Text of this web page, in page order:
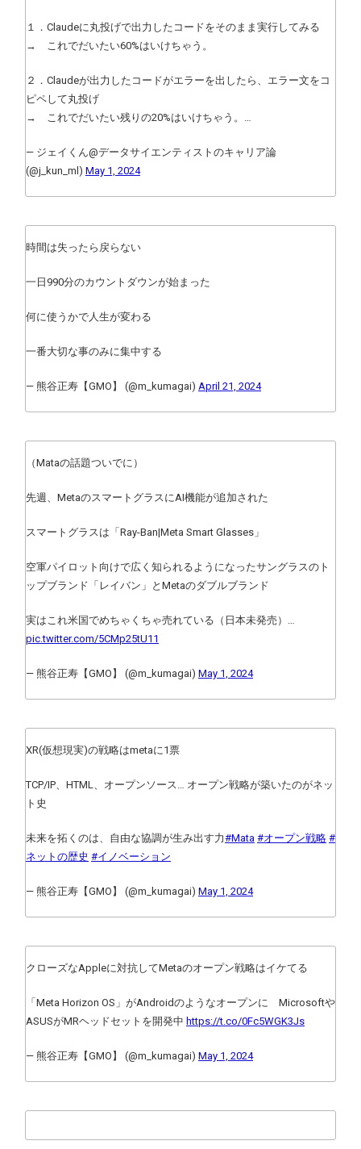
１．Claudeに丸投げで出力したコードをそのまま実行してみる
→ これでだいたい60%はいけちゃう。
２．Claudeが出力したコードがエラーを出したら、エラー文をコ
ピペして丸投げ
→ これでだいたい残りの20%はいけちゃう。…
— ジェイくん@データサイエンティストのキャリア論
(@j_kun_ml) May 1, 2024
時間は失ったら戻らない
一日990分のカウントダウンが始まった
何に使うかで人生が変わる
一番大切な事のみに集中する
— 熊谷正寿【GMO】 (@m_kumagai) April 21, 2024
（Mataの話題ついでに）
先週、MetaのスマートグラスにAI機能が追加された
スマートグラスは「Ray-Ban|Meta Smart Glasses」
空軍パイロット向けで広く知られるようになったサングラスのト
ップブランド「レイバン」とMetaのダブルブランド
実はこれ米国でめちゃくちゃ売れている（日本未発売）…
pic.twitter.com/5CMp25tU11
— 熊谷正寿【GMO】 (@m_kumagai) May 1, 2024
XR(仮想現実)の戦略はmetaに1票
TCP/IP、HTML、オープンソース… オープン戦略が築いたのがネッ
ト史
未来を拓くのは、自由な協調が生み出す力#Mata #オープン戦略 #
ネットの歴史 #イノベーション
— 熊谷正寿【GMO】 (@m_kumagai) May 1, 2024
クローズなAppleに対抗してMetaのオープン戦略はイケてる
「Meta Horizon OS」がAndroidのようなオープンに Microsoftや
ASUSがMRヘッドセットを開発中 https://t.co/0Fc5WGK3Js
— 熊谷正寿【GMO】 (@m_kumagai) May 1, 2024